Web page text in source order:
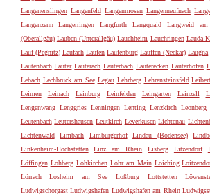
Langenenslingen Langenfeld Langenmosen Langenneufnach
Langenzenn
Langerringen Langfurth Langquaid Langweid
(Oberallgäu) Lauben (Unterallgäu) Lauchheim Lauchringen Lauda-
Lauf (Pegnitz) Laufach Laufen Laufenburg Lauffen (Neckar) Laugna
Lautenbach Lauter Lauterach Lauterbach Lauterecken Lauterhofen
Lebach Lechbruck am See Legau Lehrberg Lehrensteinsfeld
Leimen
Leinach Leinburg Leinfelden Leingarten Leinzell
Lengenwang Lenggries Lenningen Lenting Lenzkirch Leonberg
Leutenbach Leutershausen Leutkirch Leverkusen Lichtenau
Lichtenwald
Limbach Limburgerhof Lindau (Bodensee)
Linkenheim-Hochstetten
Linz am Rhein Lisberg Litzendorf
Löffingen Lohberg Lohkirchen Lohr am Main Loiching
Lörrach
Losheim am See Loßburg Lottstetten
Ludwigschorgast Ludwigshafen Ludwigshafen am Rhein